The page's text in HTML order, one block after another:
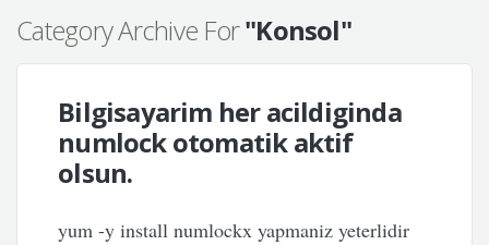
Category Archive For"Konsol"
Bilgisayarim her acildiginda
numlock otomatik aktif
olsun.
yum -y install numlockx yapmaniz yeterlidir